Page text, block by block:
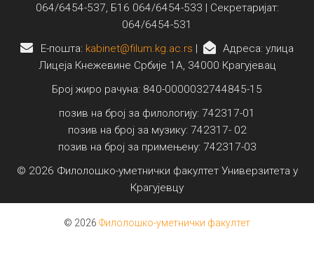
064/6454-537, Б16 064/6454-533 | Секретаријат:
064/6454-531
E-пошта: kabinet@filum.kg.ac.rs |
Адреса: улица
Лицеја Кнежевине Србије 1А, 34000 Крагујевац
Број жиро рачуна: 840-0000032744845-15
позив на број за филологију: 742317-01
позив на број за музику: 742317- 02
позив на број за примењену: 742317-03
© 2026 Филолошко-уметнички факултет Универзитета у
Крагујевцу
© 2026 Филолошко-уметнички факултет